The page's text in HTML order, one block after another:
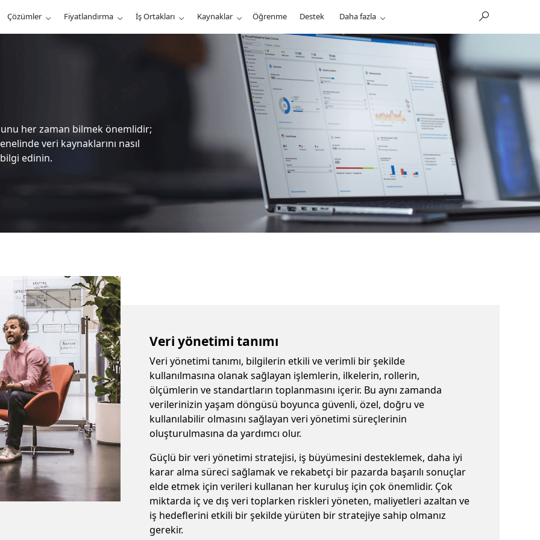
Çözümler Fiyatlandırma İş Ortakları Kaynaklar Öğrenme Destek Daha fazla
her zaman bilmek önemlidir;
veri kaynaklarını nasıl
edinin.
Veri yönetimi tanımı
Veri yönetimi tanımı, bilgilerin etkili ve verimli bir şekilde
kullanılmasına olanak sağlayan işlemlerin, ilkelerin, rollerin,
ölçümlerin ve standartların toplanmasını içerir. Bu aynı zamanda
verilerinizin yaşam döngüsü boyunca güvenli, özel, doğru ve
kullanılabilir olmasını sağlayan veri yönetimi süreçlerinin
oluşturulmasına da yardımcı olur.
Güçlü bir veri yönetimi stratejisi, iş büyümesini desteklemek, daha iyi
karar alma süreci sağlamak ve rekabetçi bir pazarda başarılı sonuçlar
elde etmek için verileri kullanan her kuruluş için çok önemlidir. Çok
miktarda iç ve dış veri toplarken riskleri yöneten, maliyetleri azaltan ve
iş hedeflerini etkili bir şekilde yürüten bir stratejiye sahip olmanız
gerekir.